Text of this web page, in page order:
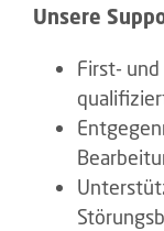
Unsere
First-